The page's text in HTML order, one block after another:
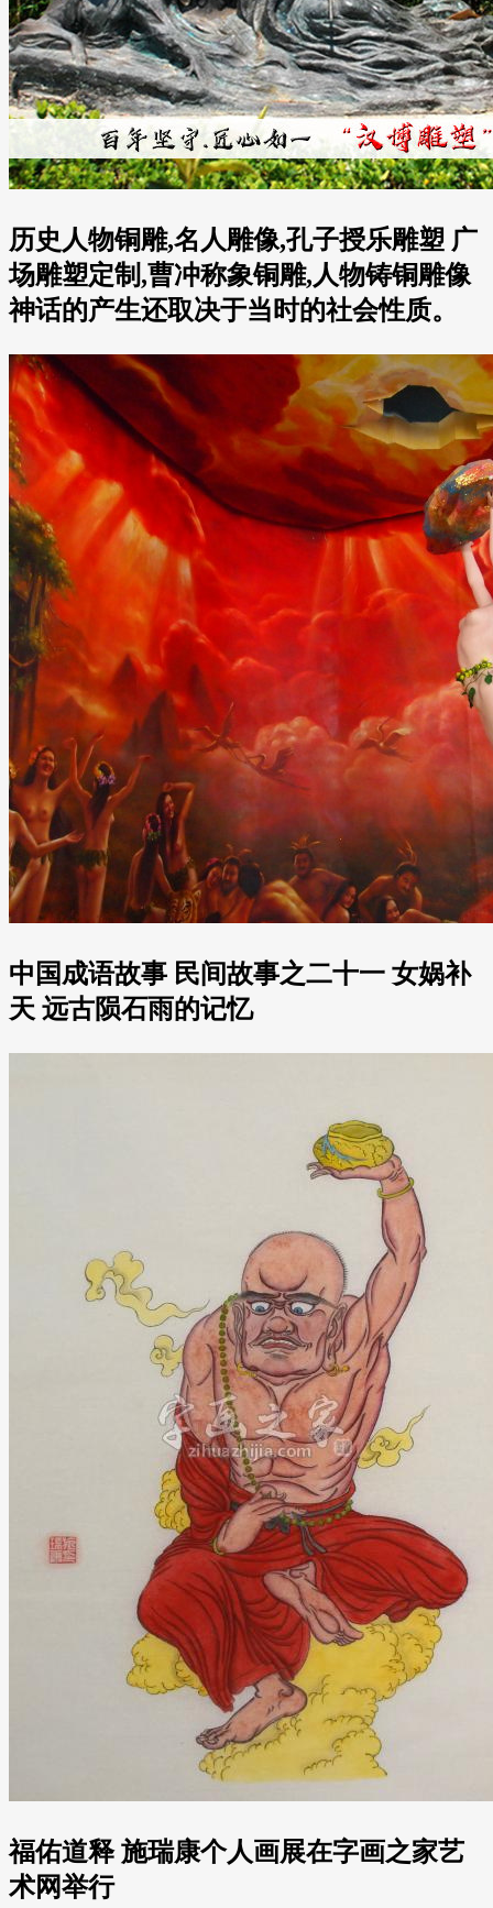
历史人物铜雕,名人雕像,孔子授乐雕塑 广
场雕塑定制,曹冲称象铜雕,人物铸铜雕像
神话的产生还取决于当时的社会性质。
中国成语故事 民间故事之二十一 女娲补
天 远古陨石雨的记忆
福佑道释 施瑞康个人画展在字画之家艺
术网举行